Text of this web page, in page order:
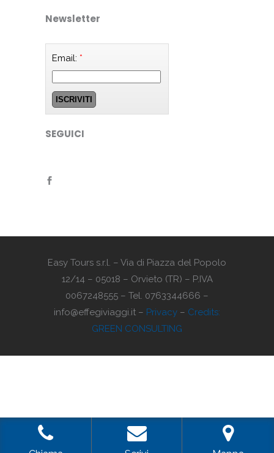
Newsletter
Email: *
SEGUICI
Easy Tours s.r.l. – Via di Piazza del Popolo
12/14 – 05018 – Orvieto (TR) – P.IVA
0067248555 – Tel. 0763344666 –
info@effegiviaggi.it – Privacy – Credits:
GREEN CONSULTING